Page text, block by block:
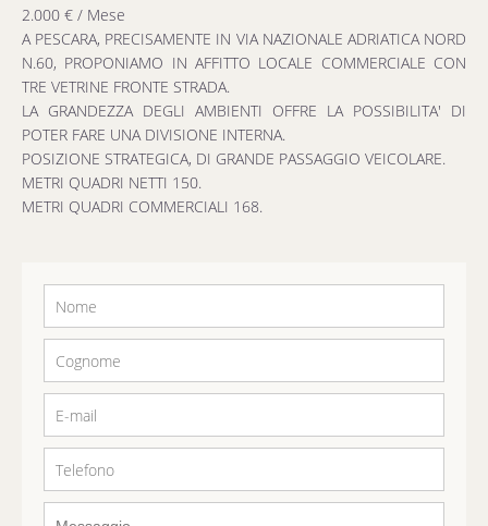
2.000 € / Mese
A PESCARA, PRECISAMENTE IN VIA NAZIONALE ADRIATICA NORD
N.60, PROPONIAMO IN AFFITTO LOCALE COMMERCIALE CON
TRE VETRINE FRONTE STRADA.
LA GRANDEZZA DEGLI AMBIENTI OFFRE LA POSSIBILITA' DI
POTER FARE UNA DIVISIONE INTERNA.
POSIZIONE STRATEGICA, DI GRANDE PASSAGGIO VEICOLARE.
METRI QUADRI NETTI 150.
METRI QUADRI COMMERCIALI 168.